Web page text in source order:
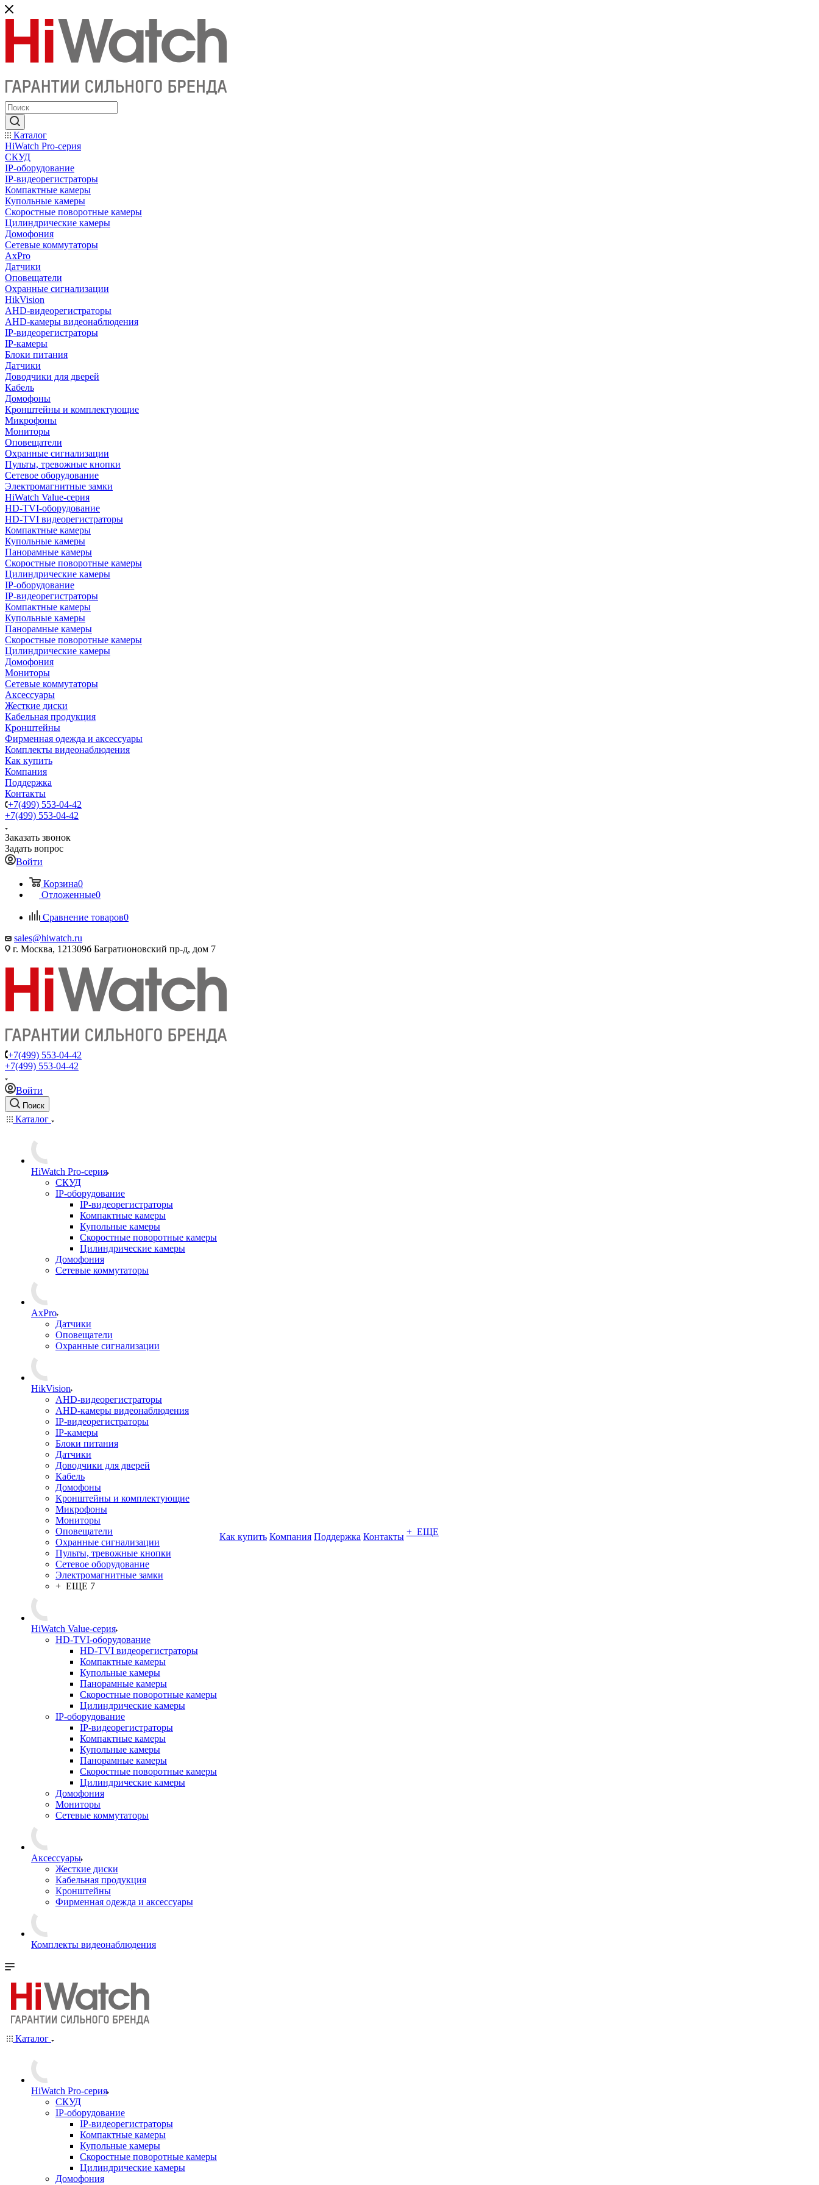
Каталог
HiWatch Pro-серия
CКУД
IP-оборудование
IP-видеорегистраторы
Компактные камеры
Купольные камеры
Скоростные поворотные камеры
Цилиндрические камеры
Домофония
Сетевые коммутаторы
AxPro
Датчики
Оповещатели
Охранные сигнализации
HikVision
AHD-видеорегистраторы
AHD-камеры видеонаблюдения
IP-видеорегистраторы
IP-камеры
Блоки питания
Датчики
Доводчики для дверей
Кабель
Домофоны
Кронштейны и комплектующие
Микрофоны
Мониторы
Оповещатели
Охранные сигнализации
Пульты, тревожные кнопки
Сетевое оборудование
Электромагнитные замки
HiWatch Value-серия
HD-TVI-оборудование
HD-TVI видеорегистраторы
Компактные камеры
Купольные камеры
Панорамные камеры
Скоростные поворотные камеры
Цилиндрические камеры
IP-оборудование
IP-видеорегистраторы
Компактные камеры
Купольные камеры
Панорамные камеры
Скоростные поворотные камеры
Цилиндрические камеры
Домофония
Мониторы
Сетевые коммутаторы
Аксессуары
Жесткие диски
Кабельная продукция
Кронштейны
Фирменная одежда и аксессуары
Комплекты видеонаблюдения
Как купить
Компания
Поддержка
Контакты
+7(499) 553-04-42
+7(499) 553-04-42
Заказать звонок
Задать вопрос
Войти
Корзина0
Отложенные0
Сравнение товаров0
sales@hiwatch.ru
г. Москва, 121309б Багратионовский пр-д, дом 7
+7(499) 553-04-42
+7(499) 553-04-42
Войти
Поиск
Каталог
HiWatch Pro-серия
CКУД
IP-оборудование
IP-видеорегистраторы
Компактные камеры
Купольные камеры
Скоростные поворотные камеры
Цилиндрические камеры
Домофония
Сетевые коммутаторы
AxPro
Датчики
Оповещатели
Охранные сигнализации
HikVision
AHD-видеорегистраторы
AHD-камеры видеонаблюдения
IP-видеорегистраторы
IP-камеры
Блоки питания
Датчики
Доводчики для дверей
Кабель
Домофоны
Кронштейны и комплектующие
Микрофоны
Мониторы
Оповещатели
Охранные сигнализации
Пульты, тревожные кнопки
Сетевое оборудование
Электромагнитные замки
+ ЕЩЕ 7
HiWatch Value-серия
HD-TVI-оборудование
HD-TVI видеорегистраторы
Компактные камеры
Купольные камеры
Панорамные камеры
Скоростные поворотные камеры
Цилиндрические камеры
IP-оборудование
IP-видеорегистраторы
Компактные камеры
Купольные камеры
Панорамные камеры
Скоростные поворотные камеры
Цилиндрические камеры
Домофония
Мониторы
Сетевые коммутаторы
Аксессуары
Жесткие диски
Кабельная продукция
Кронштейны
Фирменная одежда и аксессуары
Комплекты видеонаблюдения
Как купить Компания Поддержка Контакты + ЕЩЕ
Каталог
HiWatch Pro-серия
CКУД
IP-оборудование
IP-видеорегистраторы
Компактные камеры
Купольные камеры
Скоростные поворотные камеры
Цилиндрические камеры
Домофония